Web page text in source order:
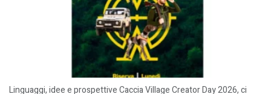
Linguaggi, idee e prospettive Caccia Village Creator Day 2026, ci